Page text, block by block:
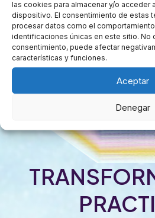
las cookies para almacenar y/o acceder
dispositivo. El consentimiento de estas
procesar datos como el
identificaciones únicas en este sitio. No
consentimiento, puede afectar
características y funciones.
Aceptar
Denegar